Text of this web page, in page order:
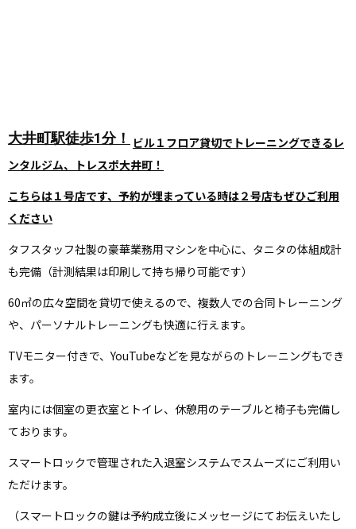
大井町駅徒歩1分！ ビル１フロア貸切でトレーニングできるレ
ンタルジム、トレスポ大井町！
こちらは１号店です、予約が埋まっている時は２号店もぜひご利用
ください
タフスタッフ社製の豪華業務用マシンを中心に、タニタの体組成計
も完備（計測結果は印刷して持ち帰り可能です）
60㎡の広々空間を貸切で使えるので、複数人での合同トレーニング
や、パーソナルトレーニングも快適に行えます。
TVモニター付きで、YouTubeなどを見ながらのトレーニングもでき
ます。
室内には個室の更衣室とトイレ、休憩用のテーブルと椅子も完備し
ております。
スマートロックで管理された入退室システムでスムーズにご利用い
ただけます。
（スマートロックの鍵は予約成立後にメッセージにてお伝えいたし